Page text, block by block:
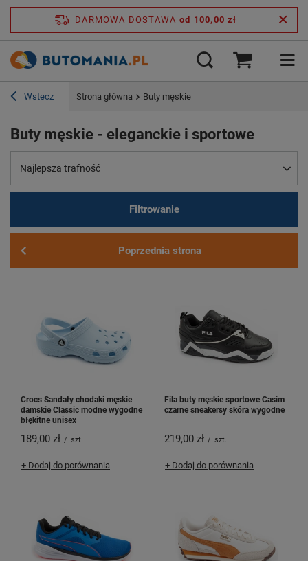
DARMOWA DOSTAWA od 100,00 zł
Wstecz Strona główna Buty męskie
Buty męskie - eleganckie i sportowe
Najlepsza trafność
Filtrowanie
Poprzednia strona
Crocs Sandały chodaki męskie
damskie Classic modne wygodne
błękitne unisex
189,00 zł / szt.
+ Dodaj do porównania
Fila buty męskie sportowe Casim
czarne sneakersy skóra wygodne
219,00 zł / szt.
+ Dodaj do porównania